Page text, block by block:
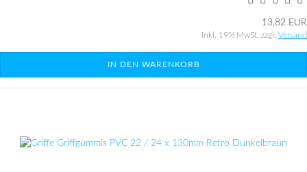
13,82 EUR
inkl. 19% MwSt. zzgl. Versand
IN DEN WARENKORB